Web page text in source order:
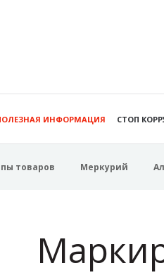
ИНФОРМАЦИЯ СТОП
товаров Меркурий